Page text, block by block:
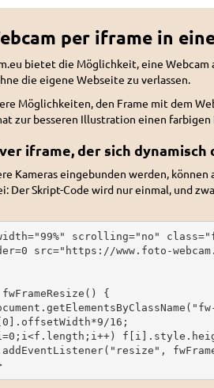
per iframe in
bietet die Möglichkeit, eine
die eigene Webseite zu verlassen.
Möglichkeiten, den Frame mit dem
zur besseren Illustration einen
iframe, der sich
Kameras eingebunden werden,
Der Skript-Code wird nur einmal, und
scrolling="no"
src="https://www.foto-
{
16;
</script>